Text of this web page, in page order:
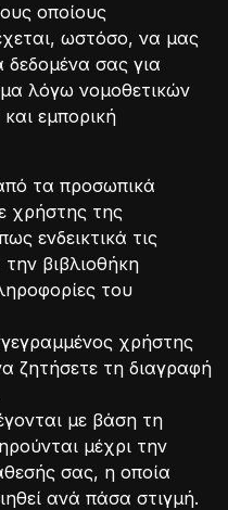
οποίους
ωστόσο, να μας
δεδομένα σας για
λόγω νομοθετικών
εμπορική
τα προσωπικά
χρήστης της
ενδεικτικά τις
βιβλιοθήκη
του
χρήστης
ζητήσετε τη διαγραφή
με βάση τη
μέχρι την
σας, η οποία
ανά πάσα στιγμή.